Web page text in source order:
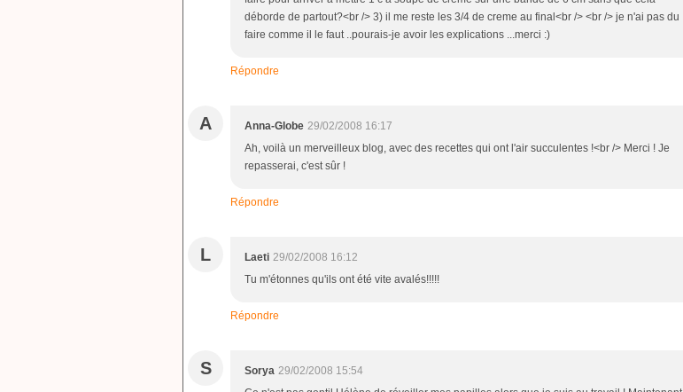
déborde de partout?<br /> 3) il me reste les 3/4 de creme au final<br /> <br /> je n'ai pas du
faire comme il le faut ..pourais-je avoir les explications ...merci :)
Répondre
A Anna-Globe 29/02/2008 16:17
Ah, voilà un merveilleux blog, avec des recettes qui ont l'air succulentes !<br /> Merci ! Je
repasserai, c'est sûr !
Répondre
L Laeti 29/02/2008 16:12
Tu m'étonnes qu'ils ont été vite avalés!!!!!
Répondre
S Sorya 29/02/2008 15:54